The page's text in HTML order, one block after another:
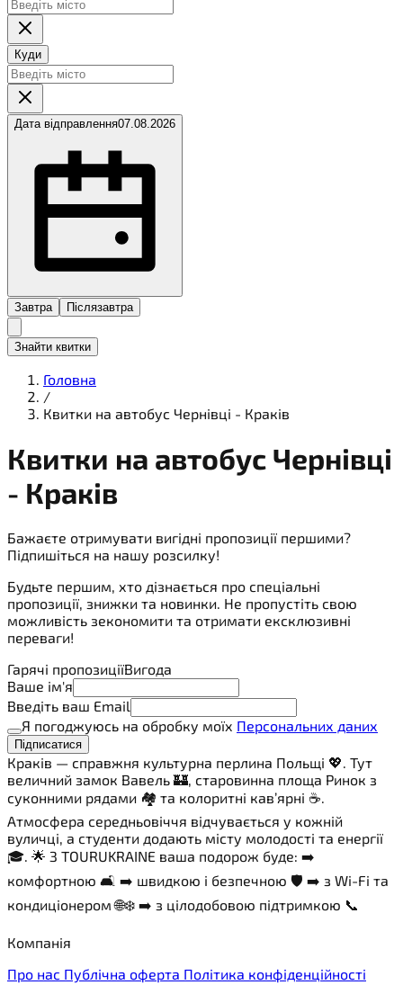
Куди
Дата відправлення07.08.2026
Завтра Післязавтра
Знайти квитки
Головна
/
Квитки на автобус Чернівці - Краків
Квитки на автобус Чернівці
- Краків
Бажаєте отримувати вигідні пропозиції першими?
Підпишіться на нашу розсилку!
Будьте першим, хто дізнається про спеціальні
пропозиції, знижки та новинки. Не пропустіть свою
можливість зекономити та отримати ексклюзивні
переваги!
Гарячі пропозиціїВигода
Ваше ім'я
Введіть ваш Email
Я погоджуюсь на обробку моїх Персональних даних
Підписатися
Краків — справжня культурна перлина Польщі 💖. Тут
величний замок Вавель 🏰, старовинна площа Ринок з
суконними рядами 🏘️ та колоритні кав’ярні ☕.
Атмосфера середньовіччя відчувається у кожній
вуличці, а студенти додають місту молодості та енергії
🎓. 🌟 З TOURUKRAINE ваша подорож буде: ➡️
комфортною 🛋️ ➡️ швидкою і безпечною 🛡️ ➡️ з Wi-Fi та
кондиціонером 🌐❄️ ➡️ з цілодобовою підтримкою 📞
Компанія
Про нас Публічна оферта Політика конфіденційності